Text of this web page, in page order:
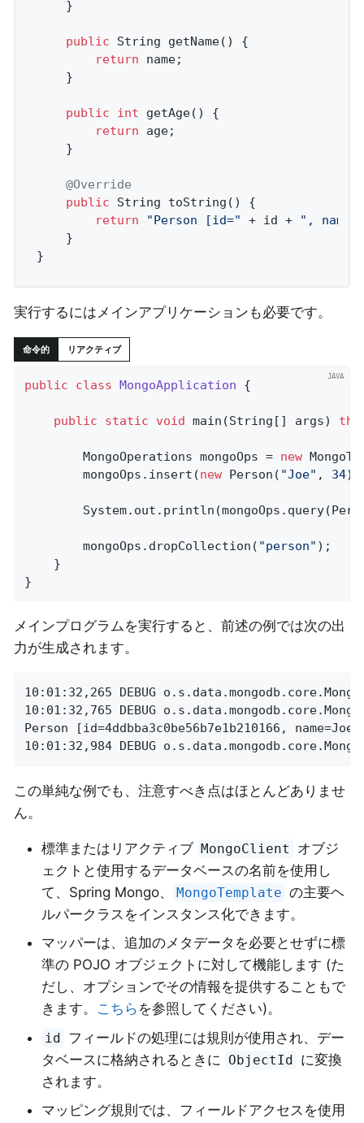
public String getName()
{
return name;
public int getAge()
{
return age;
@Override
public String toString ()
{
return
"Person [id=" + id +
",
}
実行するにはメインアプリケーションも必要です。
命令的 リアクティブ
public class MongoApplication {
public static void main (String[] args)
		MongoOperations mongoOps =
new
		mongoOps.insert(
new Person( "Joe" , 34
		mongoOps.dropCollection(
"person" );
}
メインプログラムを実行すると、前述の例では次の出
力が生成されます。
10:01:32,265 DEBUG
10:01:32,765 DEBUG
Person [id=4ddbba3c0be56b7e1b210166,
10:01:32,984 DEBUG
この単純な例でも、注意すべき点はほとんどありませ
ん。
標準またはリアクティブ MongoClient
オブジ
ェクトと使用するデータベースの名前を使用し
て、Spring Mongo、
MongoTemplate の主要ヘ
ルパークラスをインスタンス化できます。
マッパーは、追加のメタデータを必要とせずに標
準の POJO オブジェクトに対して機能します (た
だし、オプションでその情報を提供することもで
きます。 こちら を参照してください)。
id フィールドの処理には規則が使用され、デー
タベースに格納されるときに
ObjectId に変換
されます。
マッピング規則では、フィールドアクセスを使用